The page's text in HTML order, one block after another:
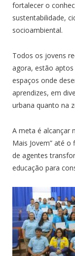
fortalecer o
sustentabilidade,
socioambiental.
Todos os jovens
agora, estão
espaços onde
aprendizes, em
urbana quanto na
A meta é alcançar
Mais Jovem” até
de agentes
educação para